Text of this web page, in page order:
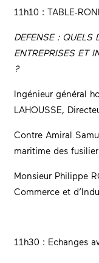
11h10 : TABLE-
DEFENSE : QUELS
ENTREPRISES ET
?
Ingénieur général
LAHOUSSE,
Contre Amiral
maritime des
Monsieur Philippe
Commerce et
11h30 : Echanges